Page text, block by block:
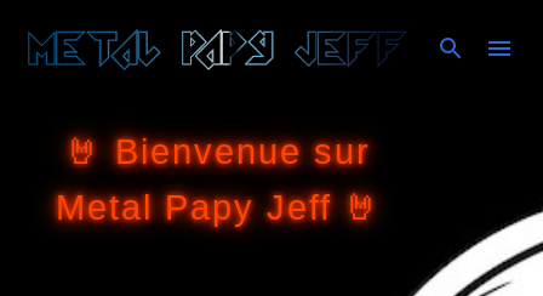
Accéder au contenu principal
🤘 Bienvenue sur
Metal Papy Jeff 🤘